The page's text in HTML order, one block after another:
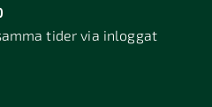
tider via inloggat